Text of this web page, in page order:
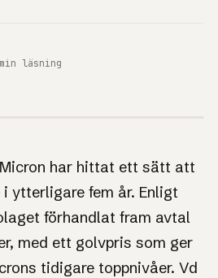
läsning
höga
i fem
2026–2030 och säkrar
som de skyddar kunder mot
har hittat ett sätt att
ytterligare fem år. Enligt
förhandlat fram avtal
med ett golvpris som ger
tidigare toppnivåer. Vd